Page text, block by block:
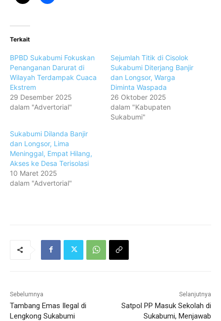
Terkait
BPBD Sukabumi Fokuskan
Penanganan Darurat di
Wilayah Terdampak Cuaca
Ekstrem
29 Desember 2025
dalam "Advertorial"
Sejumlah Titik di Cisolok
Sukabumi Diterjang Banjir
dan Longsor, Warga
Diminta Waspada
26 Oktober 2025
dalam "Kabupaten
Sukabumi"
Sukabumi Dilanda Banjir
dan Longsor, Lima
Meninggal, Empat Hilang,
Akses ke Desa Terisolasi
10 Maret 2025
dalam "Advertorial"
Sebelumnya
Tambang Emas Ilegal di
Lengkong Sukabumi
Selanjutnya
Satpol PP Masuk Sekolah di
Sukabumi, Menjawab